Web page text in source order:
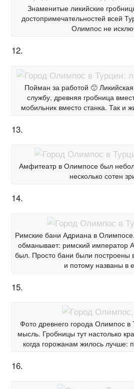
Знаменитые ликийские
достопримечательностей всей
Олимпос не
12.
Пойман за работой 🙂
службу, древняя гробница
мобильник вместо станка. Так и
13.
Амфитеатр в Олимпосе был
несколько сотен
14.
Римские бани Адриана в
обманывает: римский император
был. Просто бани были построены
и потому названы в
15.
Фото древнего города Олимпос в
мысль. Гробницы тут настолько
когда горожанам жилось лучше:
16.